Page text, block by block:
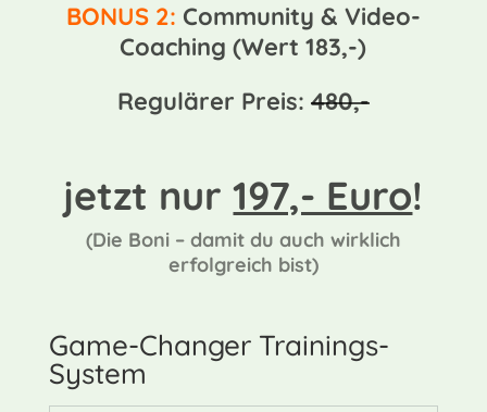
BONUS 2: Community & Video-
Coaching (Wert 183,-)
Regulärer Preis: 480,-
jetzt nur197,- Euro!
(Die Boni – damit du auch wirklich
erfolgreich bist)
Game-Changer Trainings-
System